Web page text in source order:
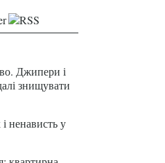
Джипери і
знищувати
ненависть у